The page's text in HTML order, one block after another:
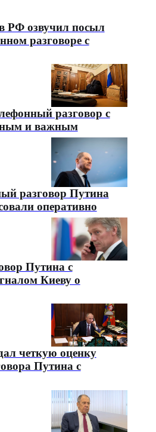
РФ озвучил посыл
разговоре с
разговор с
и важным
разговор Путина
оперативно
Путина с
Киеву о
четкую оценку
Путина с